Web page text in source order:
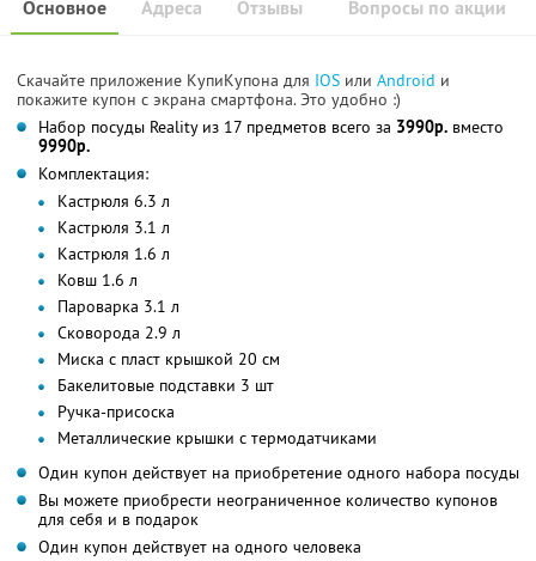
Основное Отзывы Вопросы по акции
Адреса
Скачайте приложение КупиКупона для IOS или Android и
покажите купон с экрана смартфона. Это удобно :)
Набор посуды Reality из 17 предметов всего за 3990р. вместо
9990р.
Комплектация:
Кастрюля 6.3 л
Кастрюля 3.1 л
Кастрюля 1.6 л
Ковш 1.6 л
Пароварка 3.1 л
Сковорода 2.9 л
Миска с пласт крышкой 20 см
Бакелитовые подставки 3 шт
Ручка-присоска
Металлические крышки с термодатчиками
Один купон действует на приобретение одного набора посуды
Вы можете приобрести неограниченное количество купонов
для себя и в подарок
Один купон действует на одного человека